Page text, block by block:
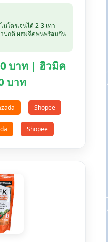
โตรเจนได้ 2-3 เท่า
าปกติ ผสมฉีดพ่นพร้อมกัน
บาท | ฮิวมิค
บาท
Shopee
Shopee